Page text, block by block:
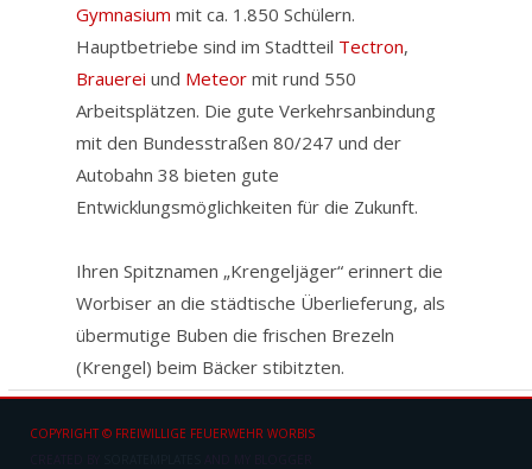
Gymnasium mit ca. 1.850 Schülern.
Hauptbetriebe sind im Stadtteil Tectron,
Brauerei und Meteormit rund 550
Arbeitsplätzen. Die gute Verkehrsanbindung
mit den Bundesstraßen 80/247 und der
Autobahn 38 bieten gute
Entwicklungsmöglichkeiten für die Zukunft.
Ihren Spitznamen „Krengeljäger“ erinnert die
Worbiser an die städtische Überlieferung, als
übermutige Buben die frischen Brezeln
(Krengel) beim Bäcker stibitzten.
COPYRIGHT © FREIWILLIGE FEUERWEHR WORBIS